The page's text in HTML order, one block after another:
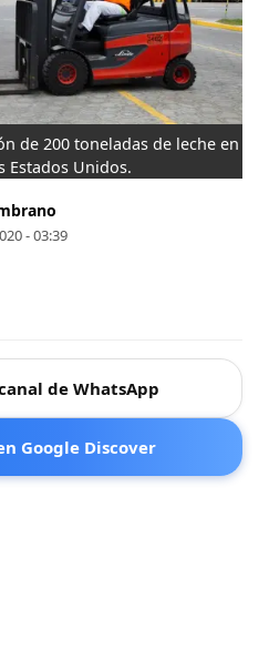
de 200 toneladas de leche en
Estados Unidos.
- 03:39
de WhatsApp
Google Discover